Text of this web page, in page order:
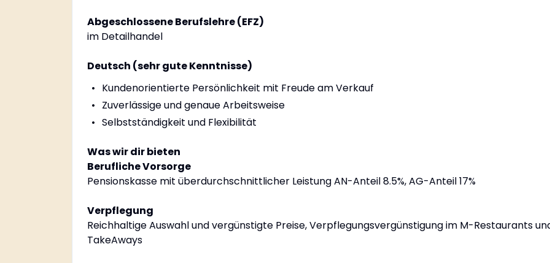
Abgeschlossene Berufslehre (EFZ)
im Detailhandel
Deutsch (sehr gute Kenntnisse)
Kundenorientierte Persönlichkeit mit Freude am Verkauf
Zuverlässige und genaue Arbeitsweise
Selbstständigkeit und Flexibilität
Was wir dir bieten
Berufliche Vorsorge
Pensionskasse mit überdurchschnittlicher Leistung AN-Anteil 8.5%, AG-Anteil 17%
Verpflegung
Reichhaltige Auswahl und vergünstigte Preise, Verpflegungsvergünstigung im M-Restaurants
TakeAways